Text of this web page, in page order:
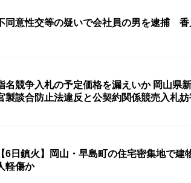
同意性交等の疑いで会社員の男を逮捕 香
名競争入札の予定価格を漏えいか 岡山県
製談合防止法違反と公契約関係競売入札
【6日鎮火】岡山・早島町の住宅密集地で
軽傷か